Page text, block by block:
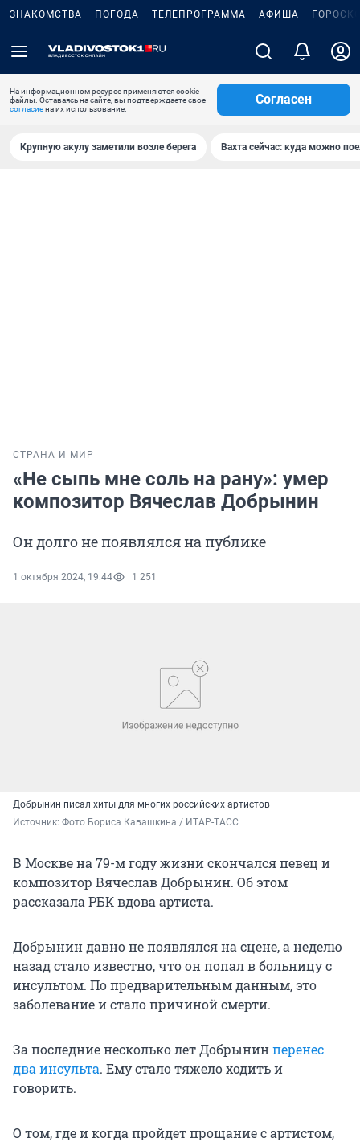
ЗНАКОМСТВА ПОГОДА ТЕЛЕПРОГРАММА АФИША
На информационном ресурсе применяются cookie-
файлы. Оставаясь на сайте, вы подтверждаете свое
согласиена их использование.
Согласен
Крупную акулу заметили возле берега Вахта сейчас: куда можно
СТРАНА И МИР
«Не сыпь мне соль на рану»: умер
композитор Вячеслав Добрынин
Он долго не появлялся на публике
1 октября 2024, 19:44 1 251
Добрынин писал хиты для многих российских артистов
Источник: Фото Бориса Кавашкина / ИТАР-ТАСС
В Москве на 79-м году жизни скончался певец и
композитор Вячеслав Добрынин. Об этом
рассказала РБК вдова артиста.
Добрынин давно не появлялся на сцене, а неделю
назад стало известно, что он попал в больницу с
инсультом. По предварительным данным, это
заболевание и стало причиной смерти.
За последние несколько лет Добрынинперенес
два инсульта. Ему стало тяжело ходить и
говорить.
О том, где и когда пройдет прощание с артистом,